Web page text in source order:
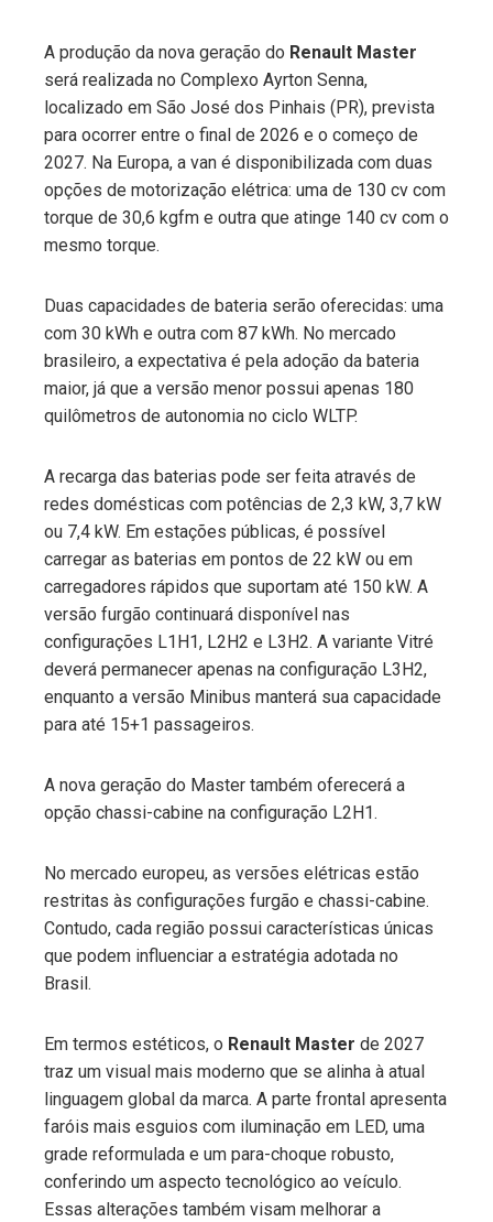
A produção da nova geração do Renault Master
será realizada no Complexo Ayrton Senna,
localizado em São José dos Pinhais (PR), prevista
para ocorrer entre o final de 2026 e o começo de
2027. Na Europa, a van é disponibilizada com duas
opções de motorização elétrica: uma de 130 cv com
torque de 30,6 kgfm e outra que atinge 140 cv com o
mesmo torque.
Duas capacidades de bateria serão oferecidas: uma
com 30 kWh e outra com 87 kWh. No mercado
brasileiro, a expectativa é pela adoção da bateria
maior, já que a versão menor possui apenas 180
quilômetros de autonomia no ciclo WLTP.
A recarga das baterias pode ser feita através de
redes domésticas com potências de 2,3 kW, 3,7 kW
ou 7,4 kW. Em estações públicas, é possível
carregar as baterias em pontos de 22 kW ou em
carregadores rápidos que suportam até 150 kW. A
versão furgão continuará disponível nas
configurações L1H1, L2H2 e L3H2. A variante Vitré
deverá permanecer apenas na configuração L3H2,
enquanto a versão Minibus manterá sua capacidade
para até 15+1 passageiros.
A nova geração do Master também oferecerá a
opção chassi-cabine na configuração L2H1.
No mercado europeu, as versões elétricas estão
restritas às configurações furgão e chassi-cabine.
Contudo, cada região possui características únicas
que podem influenciar a estratégia adotada no
Brasil.
Em termos estéticos, o Renault Master de 2027
traz um visual mais moderno que se alinha à atual
linguagem global da marca. A parte frontal apresenta
faróis mais esguios com iluminação em LED, uma
grade reformulada e um para-choque robusto,
conferindo um aspecto tecnológico ao veículo.
Essas alterações também visam melhorar a